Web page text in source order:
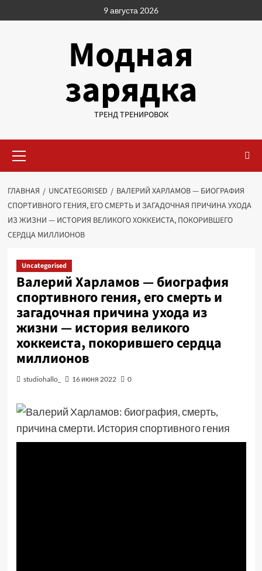
к
9 августа 2026
Модная
зарядка
ТРЕНД ТРЕНИРОВОК
меню
ГЛАВНАЯ UNCATEGORISED
ВАЛЕРИЙ ХАРЛАМОВ — БИОГРАФИЯ
СПОРТИВНОГО ГЕНИЯ, ЕГО СМЕРТЬ И ЗАГАДОЧНАЯ ПРИЧИНА УХОДА
ИЗ ЖИЗНИ — ИСТОРИЯ ВЕЛИКОГО ХОККЕИСТА, ПОКОРИВШЕГО
СЕРДЦА МИЛЛИОНОВ
Uncategorised
Валерий Харламов — биография
спортивного гения, его смерть и
загадочная причина ухода из
жизни — история великого
хоккеиста, покорившего сердца
миллионов
studiohallo_ 16 июня 2022 0